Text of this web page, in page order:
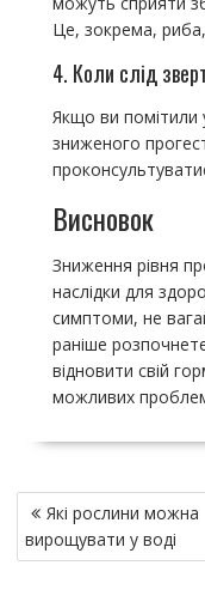
Це, зокрема, риба,
4. Коли слід
Якщо ви помітили
зниженого
Висновок
Зниження рівня
наслідки для
симптоми, не
раніше
відновити свій
можливих
Н
а
в
Які рослини можна
вирощувати у воді